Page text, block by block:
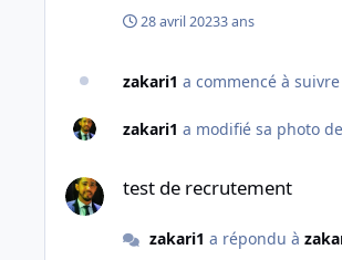
28 avril 20233 ans
zakari1 a commencé à suivre
zakari1 a modifié sa photo
test de recrutement
zakari1 a répondu à